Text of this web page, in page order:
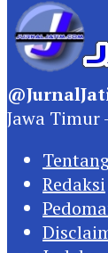
Jawa Timur
Redaksi